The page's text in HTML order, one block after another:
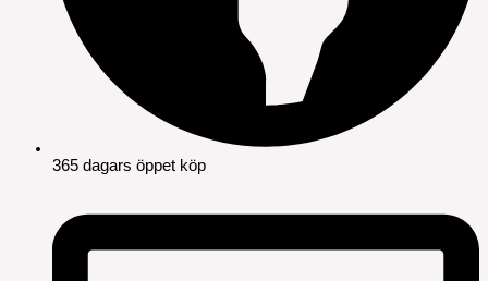
365 dagars öppet köp